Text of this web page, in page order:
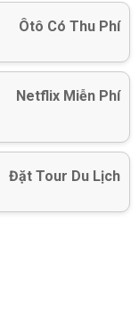
Ôtô Có Thu Phí
Netflix Miễn Phí
Đặt Tour Du Lịch